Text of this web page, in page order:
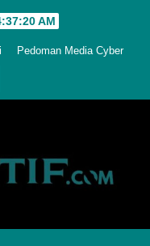
AM
Pedoman Media Cyber